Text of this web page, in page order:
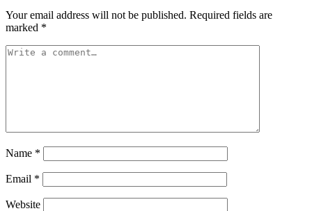
Your email address will not be published. Required fields are
marked *
Name *
Email *
Website